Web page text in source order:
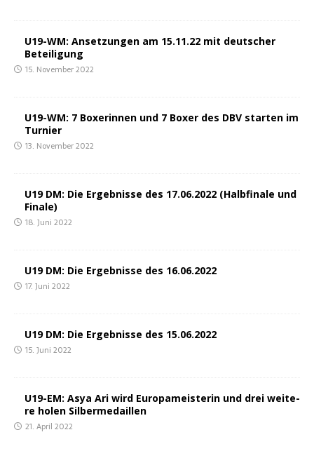
U19-WM: Anset­zun­gen am 15.11.22 mit deut­scher
Beteiligung
15. November 2022
U19-WM: 7 Boxe­rin­nen und 7 Boxer des DBV star­ten im
Turnier
13. November 2022
U19 DM: Die Ergeb­nis­se des 17.06.2022 (Halb­fi­na­le und
Finale)
18. Juni 2022
U19 DM: Die Ergeb­nis­se des 16.06.2022
17. Juni 2022
U19 DM: Die Ergeb­nis­se des 15.06.2022
15. Juni 2022
U19-EM: Asya Ari wird Euro­pa­meis­te­rin und drei wei­te­
re holen Silbermedaillen
21. April 2022